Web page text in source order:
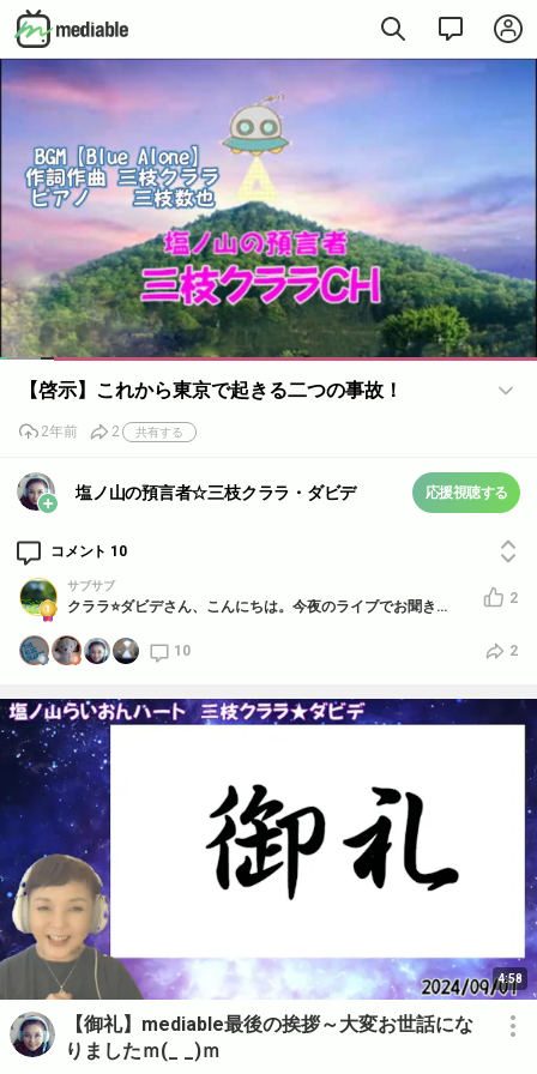
Loaded:
【啓示】これから東京で起きる二つの事故！
2年前 2 共有する
塩ノ山の預言者☆三枝クララ・ダビデ 応援視聴する
コメント 10
サブサブ
クララ⭐️ダビデさん、こんにちは。今夜のライブでお聞きしたい事、沢山あります。昨日、それに気づきました。皆んなに、神のご加護があります様に。では、今夜宜しくお願いします。 2
10 2
4:58
【御礼】mediable最後の挨拶～大変お世話にな
りましたｍ(_ _)ｍ